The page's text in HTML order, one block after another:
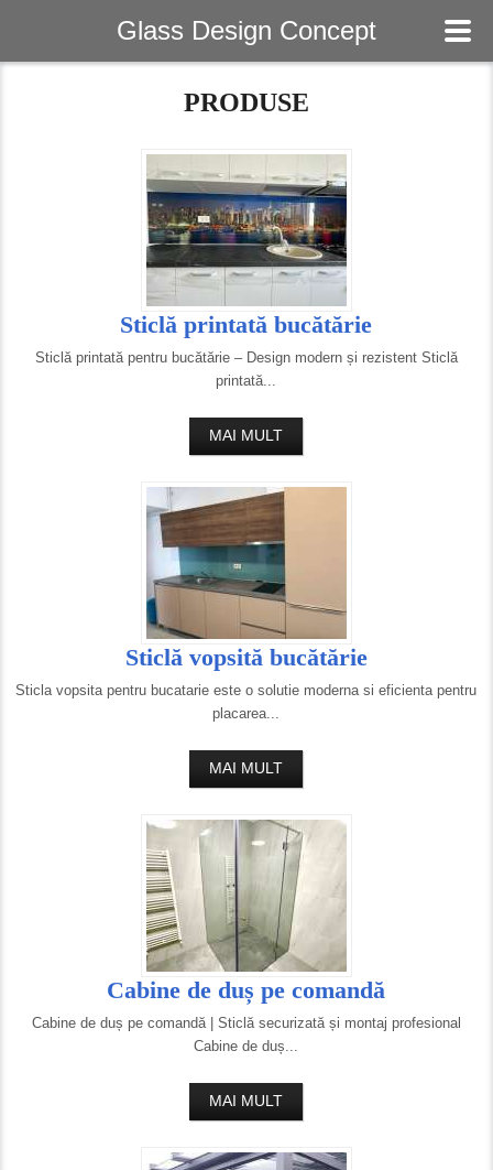
PRODUSE
Sticlă printată bucătărie
Sticlă printată pentru bucătărie – Design modern și rezistent Sticlă
printată...
MAI MULT
Sticlă vopsită bucătărie
Sticla vopsita pentru bucatarie este o solutie moderna si eficienta pentru
placarea...
MAI MULT
Cabine de duș pe comandă
Cabine de duș pe comandă | Sticlă securizată și montaj profesional
Cabine de duș...
MAI MULT
Magazin
Glass Design Concept